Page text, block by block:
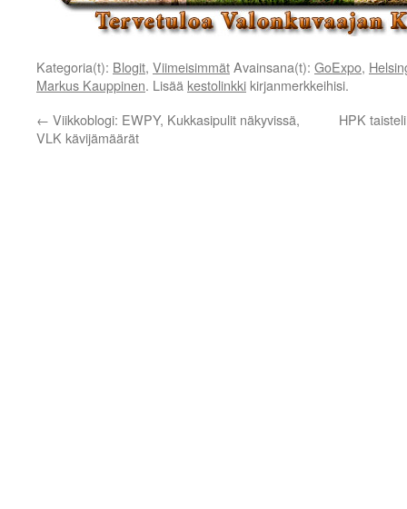
Kategoria(t): Blogit, ViimeisimmätAvainsana(t): GoExpo,
Markus Kauppinen. Lisää kestolinkki kirjanmerkkeihisi.
← Viikkoblogi: EWPY, Kukkasipulit näkyvissä,
VLK kävijämäärät
HPK